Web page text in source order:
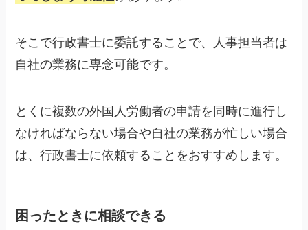
そこで行政書士に委託することで、人事担当者は
自社の業務に専念可能です。
とくに複数の外国人労働者の申請を同時に進行し
なければならない場合や自社の業務が忙しい場合
は、行政書士に依頼することをおすすめします。
困ったときに相談できる